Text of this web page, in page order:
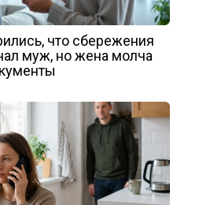
что сбережения
муж, но жена молча